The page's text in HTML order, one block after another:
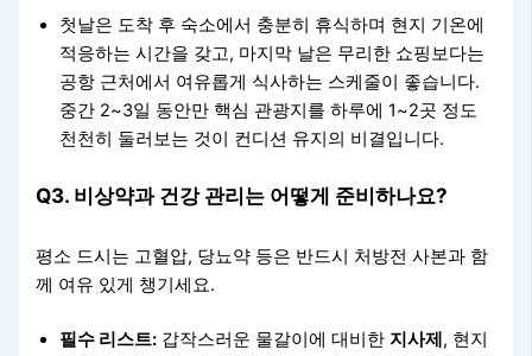
첫날은 도착 후 숙소에서 충분히 휴식하며 현지 기온에
적응하는 시간을 갖고, 마지막 날은 무리한 쇼핑보다는
공항 근처에서 여유롭게 식사하는 스케줄이 좋습니다.
중간 2~3일 동안만 핵심 관광지를 하루에 1~2곳 정도
천천히 둘러보는 것이 컨디션 유지의 비결입니다.
Q3. 비상약과 건강 관리는 어떻게 준비하나요?
평소 드시는 고혈압, 당뇨약 등은 반드시 처방전 사본과 함
께 여유 있게 챙기세요.
필수 리스트: 갑작스러운 물갈이에 대비한 지사제, 현지